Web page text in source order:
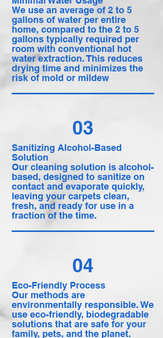
We use an average of 2 to 5
gallons of water per entire
home, compared to the 2 to 5
gallons typically required per
room with conventional hot
water extraction. This reduces
drying time and minimizes the
risk of mold or mildew
03
Sanitizing Alcohol-Based
Solution
Our cleaning solution is alcohol-
based, designed to sanitize on
contact and evaporate quickly,
leaving your carpets clean,
fresh, and ready for use in a
fraction of the time.
04
Eco-Friendly Process
Our methods are
environmentally responsible. We
use eco-friendly, biodegradable
solutions that are safe for your
family, pets, and the planet.